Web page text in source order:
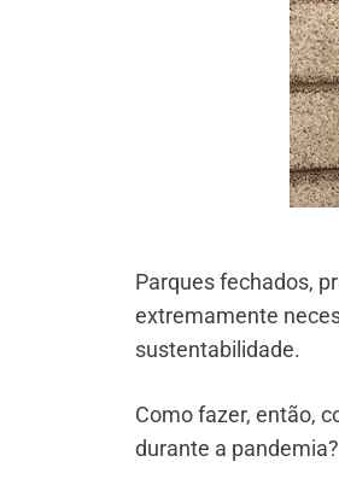
Parques fechados,
extremamente
sustentabilidade.
Como fazer, então,
durante a pandemia?